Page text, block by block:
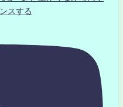
スする